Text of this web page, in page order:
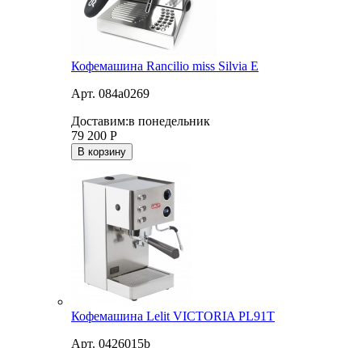
Кофемашина Rancilio miss Silvia E
Арт. 084a0269
Доставим:в понедельник
79 200 Р
В корзину
Кофемашина Lelit VICTORIA PL91T
Арт. 0426015b